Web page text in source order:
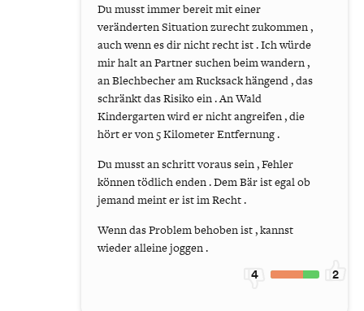
Du musst immer bereit mit einer
veränderten Situation zurecht zukommen ,
auch wenn es dir nicht recht ist . Ich würde
mir halt an Partner suchen beim wandern ,
an Blechbecher am Rucksack hängend , das
schränkt das Risiko ein . An Wald
Kindergarten wird er nicht angreifen , die
hört er von 5 Kilometer Entfernung .
Du musst an schritt voraus sein , Fehler
können tödlich enden . Dem Bär ist egal ob
jemand meint er ist im Recht .
Wenn das Problem behoben ist , kannst
wieder alleine joggen .
4 2